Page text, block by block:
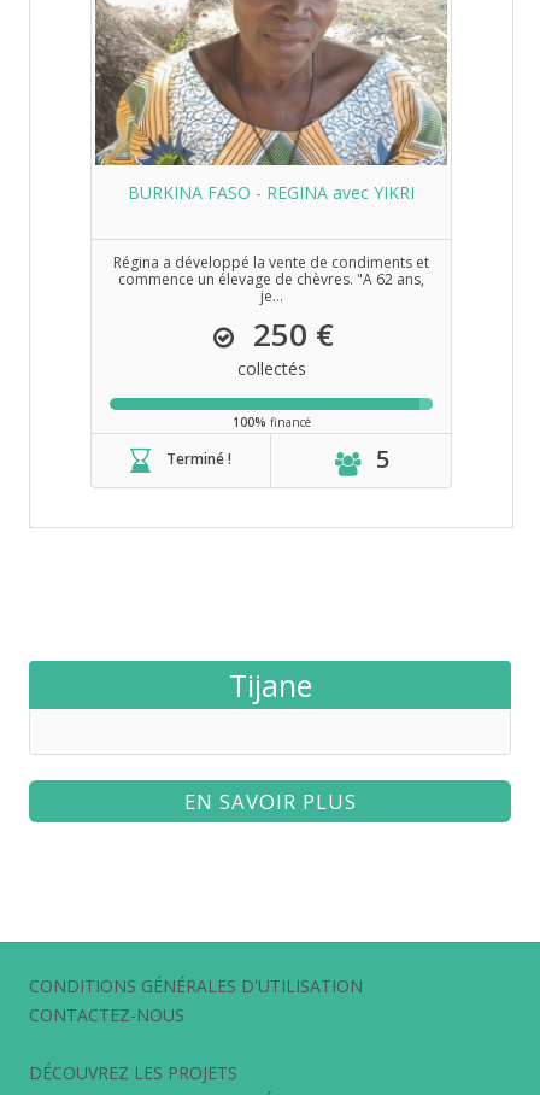
BURKINA FASO - REGINA avec YIKRI
Régina a développé la vente de condiments et
commence un élevage de chèvres. "A 62 ans,
je...
250 €
collectés
100% financé
Terminé ! 5
Tijane
EN SAVOIR PLUS
CONDITIONS GÉNÉRALES D'UTILISATION
CONTACTEZ-NOUS
DÉCOUVREZ LES PROJETS